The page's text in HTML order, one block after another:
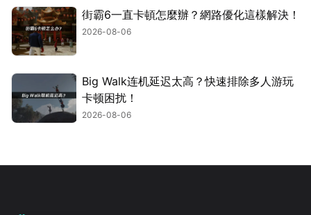
街霸6一直卡頓怎麼辦？網路優化這樣解決！
2026-08-06
Big Walk连机延迟太高？快速排除多人游玩
卡顿困扰！
2026-08-06